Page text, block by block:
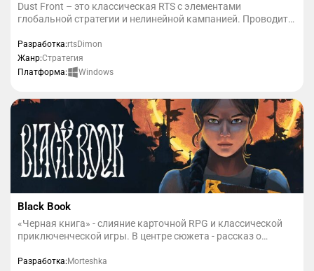
Dust Front – это классическая RTS с элементами
глобальной стратегии и нелинейной кампанией. Проводите
пушечным мясом или втопчите их в каменный век
ковровыми бомбардировками на безжизненных полях
пыльного фронта.
Разработка:rtsDimon
Жанр:Стратегия
Платформа:
Windows
Black Book
«Черная книга» - слияние карточной RPG и классической
приключенческой игры. В центре сюжета - рассказ о
погибшего возлюбленного. Погрузитесь в загадочный мир
Разработка: Morteshka